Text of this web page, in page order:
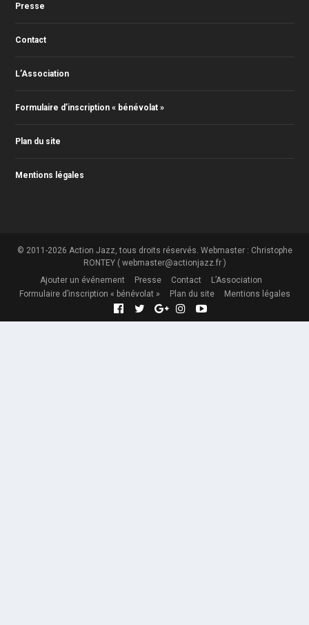
Presse
Contact
L’Association
Formulaire d’inscription « bénévolat »
Plan du site
Mentions légales
© 2011-2026 Action Jazz, tous droits réservés. Webmaster : Christophe
RONTEY ( webmaster@actionjazz.fr )
Ajouter un événement
Presse Contact
L’Association
Formulaire d’inscription « bénévolat »
Plan du site Mentions légales